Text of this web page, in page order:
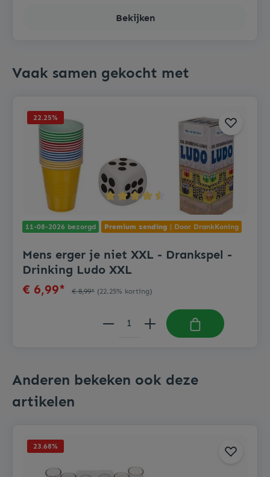
Bekijken
Vaak samen gekocht met
22.25%
11-08-2026 bezorgd Premium zending | Door DrankKoning
Mens erger je niet XXL - Drankspel -
Drinking Ludo XXL
€ 6,99* € 8,99* (22.25% korting)
Anderen bekeken ook deze
artikelen
23.68%